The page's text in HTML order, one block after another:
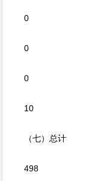
0
0
0
10
（七）总计
498